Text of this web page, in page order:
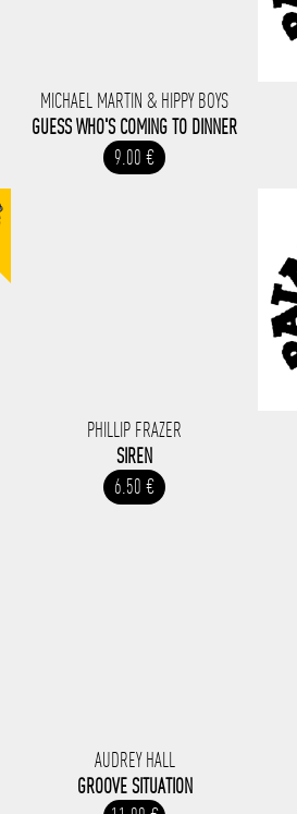
MICHAEL MARTIN & HIPPY BOYS
GUESS WHO'S COMING TO DINNER
9.00 €
PHILLIP FRAZER
SIREN
6.50 €
AUDREY HALL
GROOVE SITUATION